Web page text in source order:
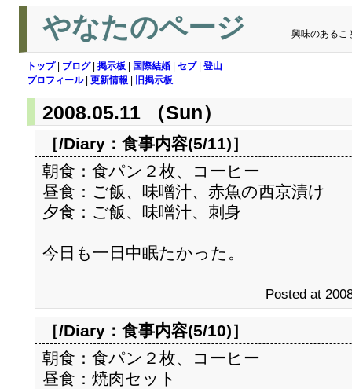
やなたのページ 興味のあるこ
トップ| ブログ| 掲示板 国際結婚 セブ| 登山
プロフィール| 更新情報 旧掲示板
2008.05.11 （Sun）
［/Diary： 食事内容(5/11)］
朝食：食パン２枚、コーヒー
昼食：ご飯、味噌汁、赤魚の西京漬け
夕食：ご飯、味噌汁、刺身
今日も一日中眠たかった。
Posted at
［/Diary： 食事内容(5/10)］
朝食：食パン２枚、コーヒー
昼食：焼肉セット